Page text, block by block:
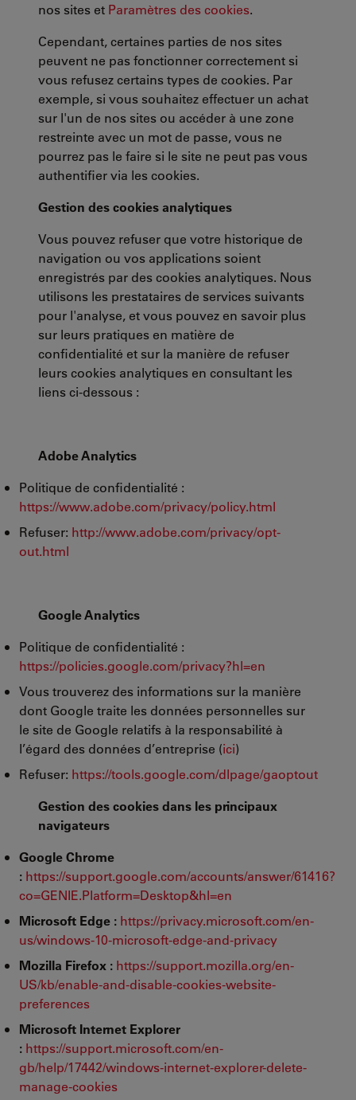
nos sites et Paramètres des cookies.
Cependant, certaines parties de nos sites
peuvent ne pas fonctionner correctement si
vous refusez certains types de cookies. Par
exemple, si vous souhaitez effectuer un achat
sur l'un de nos sites ou accéder à une zone
restreinte avec un mot de passe, vous ne
pourrez pas le faire si le site ne peut pas vous
authentifier via les cookies.
Gestion des cookies analytiques
Vous pouvez refuser que votre historique de
navigation ou vos applications soient
enregistrés par des cookies analytiques. Nous
utilisons les prestataires de services suivants
pour l'analyse, et vous pouvez en savoir plus
sur leurs pratiques en matière de
confidentialité et sur la manière de refuser
leurs cookies analytiques en consultant les
liens ci-dessous :
Adobe Analytics
Politique de confidentialité :
https://www.adobe.com/privacy/policy.html
Refuser: http://www.adobe.com/privacy/opt-
out.html
Google Analytics
Politique de confidentialité :
https://policies.google.com/privacy?hl=en
Vous trouverez des informations sur la manière
dont Google traite les données personnelles sur
le site de Google relatifs à la responsabilité à
l’égard des données d’entreprise (ici)
Refuser: https://tools.google.com/dlpage/gaoptout
Gestion des cookies dans les principaux
navigateurs
Google Chrome
: https://support.google.com/accounts/answer/61416?
co=GENIE.Platform=Desktop&hl=en
Microsoft Edge : https://privacy.microsoft.com/en-
us/windows-10-microsoft-edge-and-privacy
Mozilla Firefox : https://support.mozilla.org/en-
US/kb/enable-and-disable-cookies-website-
preferences
Microsoft Internet Explorer
: https://support.microsoft.com/en-
gb/help/17442/windows-internet-explorer-delete-
manage-cookies